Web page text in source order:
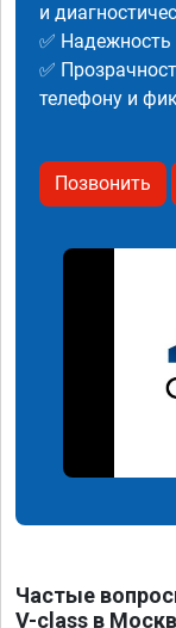
и
✅
✅
телефону и
Позвонить
Частые
V-class в